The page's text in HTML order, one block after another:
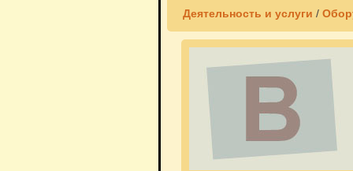
Деятельность и услуги /